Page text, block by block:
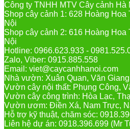
Công ty TNHH MTV Cây cảnh Hà
Shop cây cảnh 1: 628 Hoàng
Nội
Shop cây cảnh 2: 616 Hoàng
Nội
Hotline: 0966.623.933 -
Zalo, Viber: 0915.885.558
Email: viet@caycanhhanoi.com
Nhà vườn: Xuân Quan, Văn
Vườn cây nội thất: Phụng Công,
Vườn cây công trình: Hòa Lạc,
Vườn ươm: Điền Xá, Nam Trực,
Hỗ trợ kỹ thuật, chăm sóc:
Liên hệ dự án: 0918.396.699 (Mr